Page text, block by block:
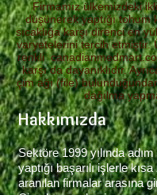
Firmamız ülkemizdeki
düşünerek yaptığı tohum
sıcaklığa karşı direnci en
varyetelerini tercih etmiştir.
renkli
karşı da dayanıklıdır.
çim ağı (file)
dağılma
Hakkımızda
Sektöre 1999 yılında adım
yaptığı başarılı işlerle
aranılan firmalar arasına